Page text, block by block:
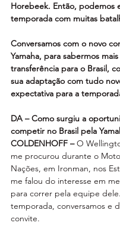
Horebeek. Então, podemos
temporada com muitas
Conversamos com o novo
Yamaha, para sabermos
transferência para o Brasil,
sua adaptação com tudo
expectativa para a
DA – Como surgiu a
competir no Brasil pela
COLDENHOFF – O
me procurou durante o
Nações, em Ironman, nos
me falou do interesse em
para correr pela equipe
temporada, conversamos e
convite.